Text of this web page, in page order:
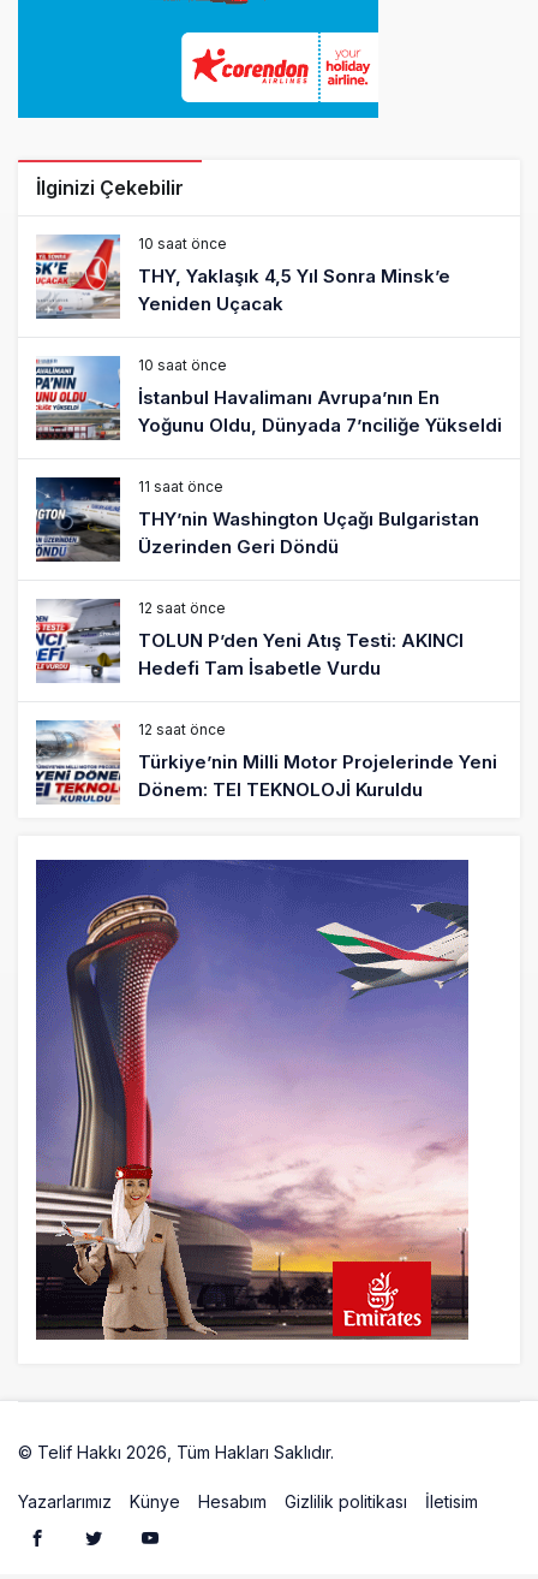
İlginizi Çekebilir
10 saat önce
THY, Yaklaşık 4,5 Yıl Sonra Minsk’e
Yeniden Uçacak
10 saat önce
İstanbul Havalimanı Avrupa’nın En
Yoğunu Oldu, Dünyada 7’nciliğe Yükseldi
11 saat önce
THY’nin Washington Uçağı Bulgaristan
Üzerinden Geri Döndü
12 saat önce
TOLUN P’den Yeni Atış Testi: AKINCI
Hedefi Tam İsabetle Vurdu
12 saat önce
Türkiye’nin Milli Motor Projelerinde Yeni
Dönem: TEI TEKNOLOJİ Kuruldu
© Telif Hakkı 2026, Tüm Hakları Saklıdır.
Yazarlarımız Künye Hesabım Gizlilik politikası İletisim